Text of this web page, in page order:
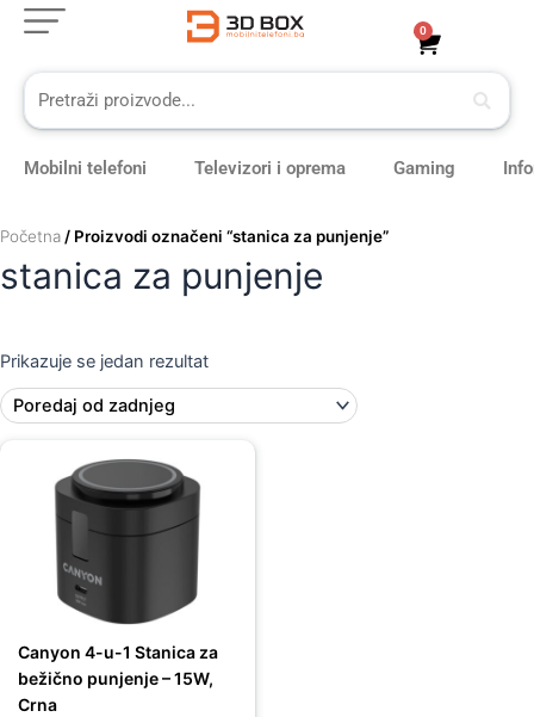
Skip
content
0
Cart
Mobilni telefoni Televizori i oprema Gaming
Početna / Proizvodi označeni “stanica za punjenje”
stanica za punjenje
Prikazuje se jedan rezultat
Canyon 4-u-1 Stanica za
bežično punjenje – 15W,
Crna
189,00 KM.
169,00 KM.